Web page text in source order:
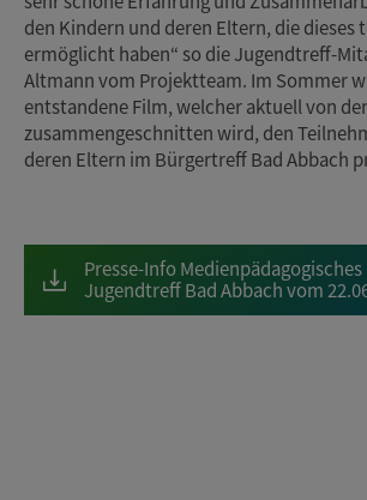
den Kindern und deren Eltern, die dieses
ermöglicht haben“ so die Jugendtreff-
Altmann vom Projektteam. Im Sommer
entstandene Film, welcher aktuell von
zusammengeschnitten wird, den
deren Eltern im Bürgertreff Bad Abbach
Presse-Info
Jugendtreff Bad Abbach vom